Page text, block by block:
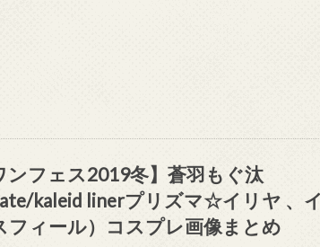
ンフェス2019冬】蒼羽もぐ汰
kaleid linerプリズマ☆イリヤ 、
フィール）コスプレ画像まとめ